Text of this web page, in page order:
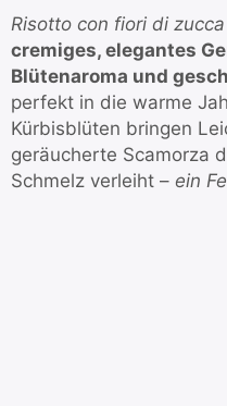
Risotto con fiori di
cremiges, elegantes
Blütenaroma und
perfekt in die warme
Kürbisblüten bringen
geräucherte Scamorza
Schmelz verleiht – ein